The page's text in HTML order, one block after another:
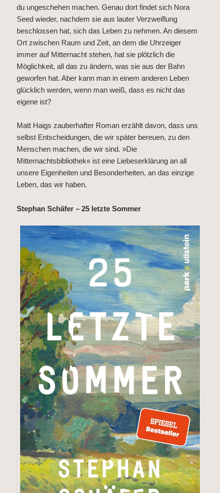
du ungeschehen machen. Genau dort findet sich Nora
Seed wieder, nachdem sie aus lauter Verzweiflung
beschlossen hat, sich das Leben zu nehmen. An diesem
Ort zwischen Raum und Zeit, an dem die Uhrzeiger
immer auf Mitternacht stehen, hat sie plötzlich die
Möglichkeit, all das zu ändern, was sie aus der Bahn
geworfen hat. Aber kann man in einem anderen Leben
glücklich werden, wenn man weiß, dass es nicht das
eigene ist?
Matt Haigs zauberhafter Roman erzählt davon, dass uns
selbst Entscheidungen, die wir später bereuen, zu den
Menschen machen, die wir sind. »Die
Mitternachtsbibliothek« ist eine Liebeserklärung an all
unsere Eigenheiten und Besonderheiten, an das einzige
Leben, das wir haben.
Stephan Schäfer – 25 letzte Sommer